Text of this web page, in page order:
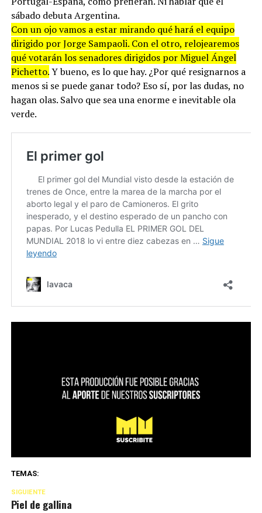
sábado debuta Argentina.
Con un ojo vamos a estar mirando qué hará el equipo
dirigido por Jorge Sampaoli. Con el otro, relojearemos
qué votarán los senadores dirigidos por Miguel Ángel
Pichetto.Y bueno, es lo que hay. ¿Por qué resignarnos a
menos si se puede ganar todo? Eso sí, por las dudas, no
hagan olas. Salvo que sea una enorme e inevitable ola
verde.
TEMAS:
SIGUIENTE
Piel de gallina